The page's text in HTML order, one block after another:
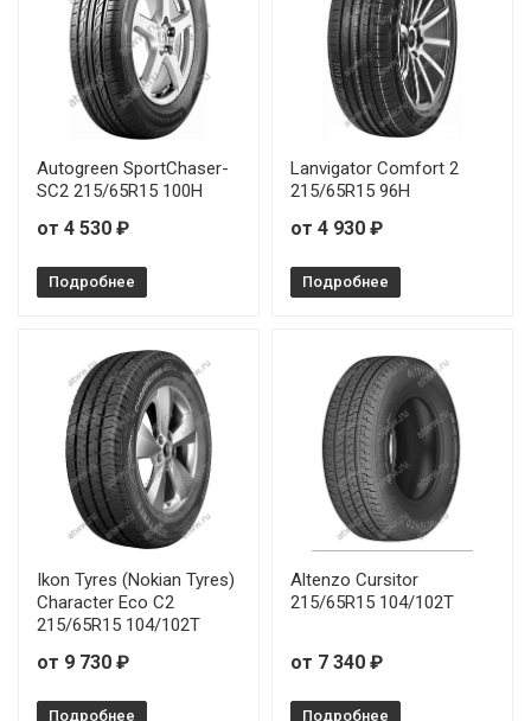
Autogreen SportChaser-
SC2 215/65R15 100H
от 4 530 ₽
Подробнее
Lanvigator Comfort 2
215/65R15 96H
от 4 930 ₽
Подробнее
Ikon Tyres (Nokian Tyres)
Character Eco C2
215/65R15 104/102T
от 9 730 ₽
Подробнее
Altenzo Cursitor
215/65R15 104/102T
от 7 340 ₽
Подробнее